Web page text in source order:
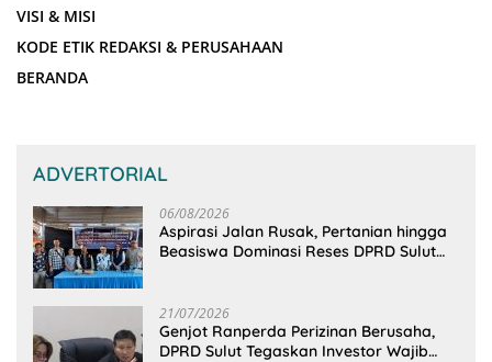
VISI & MISI
KODE ETIK REDAKSI & PERUSAHAAN
BERANDA
ADVERTORIAL
06/08/2026
Aspirasi Jalan Rusak, Pertanian hingga
Beasiswa Dominasi Reses DPRD Sulut
21/07/2026
Genjot Ranperda Perizinan Berusaha,
DPRD Sulut Tegaskan Investor Wajib